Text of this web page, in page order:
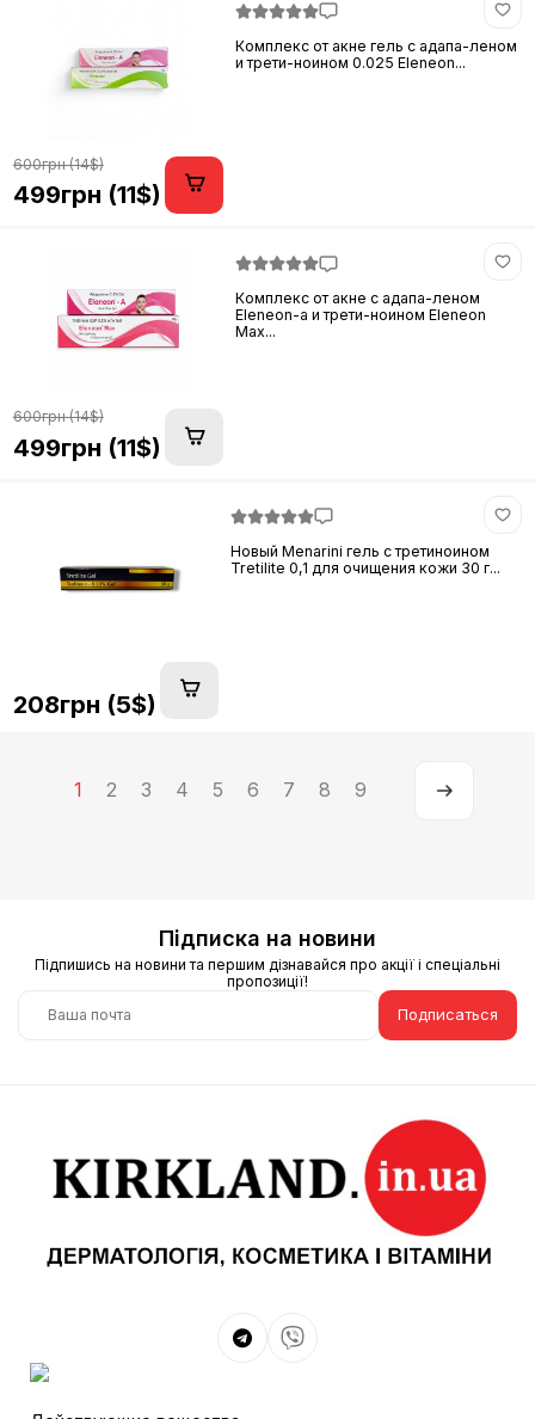
Комплекс от акне гель с адапа-леном
и трети-ноином 0.025 Eleneon...
600грн (14$)
499грн (11$)
Комплекс от акне с адапа-леном
Eleneon-a и трети-ноином Eleneon
Max...
600грн (14$)
499грн (11$)
Новый Menarini гель с третиноином
Tretilite 0,1 для очищения кожи 30 г...
208грн (5$)
1 2 3 4 5 6 7 8 9
Підписка на новини
Підпишись на новини та першим дізнавайся про акції і спеціальні
пропозиції!
Подписаться